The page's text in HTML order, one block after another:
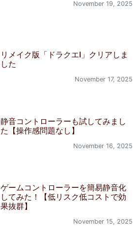
November 19, 2025
リメイク版「ドラクエI」クリアしま
した
November 17, 2025
静音コントローラーも試してみまし
た【操作感問題なし】
November 16, 2025
ゲームコントローラーを簡易静音化
してみた！【低リスク低コストで効
果抜群】
November 15, 2025